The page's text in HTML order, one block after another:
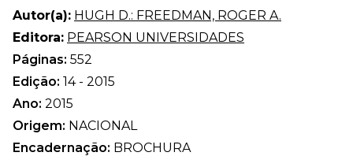
Autor(a): HUGH D.: FREEDMAN, ROGER A.
Editora: PEARSON UNIVERSIDADES
Páginas: 552
Edição: 14 - 2015
Ano: 2015
Origem: NACIONAL
Encadernação: BROCHURA